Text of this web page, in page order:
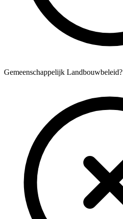
Gemeenschappelijk Landbouwbeleid?